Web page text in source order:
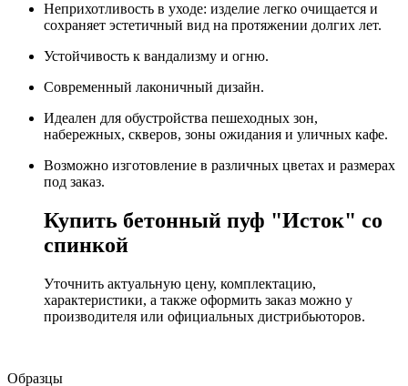
Неприхотливость в уходе: изделие легко очищается и
сохраняет эстетичный вид на протяжении долгих лет.
Устойчивость к вандализму и огню.
Современный лаконичный дизайн.
Идеален для обустройства пешеходных зон,
набережных, скверов, зоны ожидания и уличных кафе.
Возможно изготовление в различных цветах и размерах
под заказ.
Купить бетонный пуф "Исток" со
спинкой
Уточнить актуальную цену, комплектацию,
характеристики, а также оформить заказ можно у
производителя или официальных дистрибьюторов.
Образцы